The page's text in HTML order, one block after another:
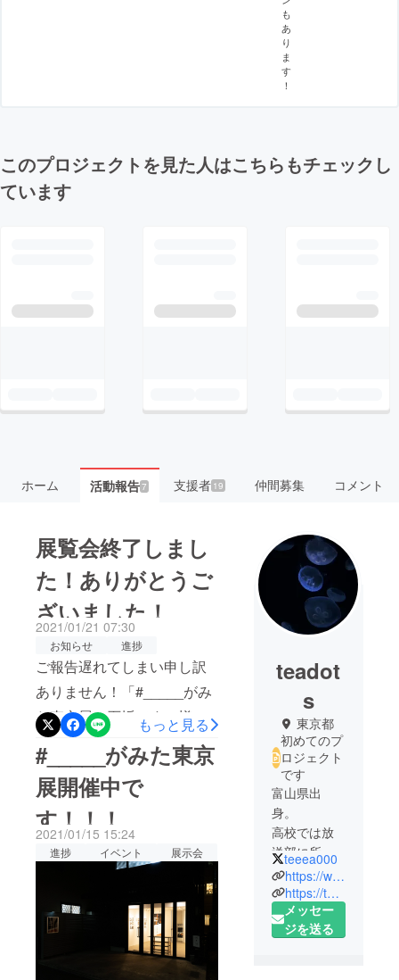
も
あ
り
ま
す
！
このプロジェクトを見た人はこちらもチェックし
ています
ホーム 活動報告7 支援者 19 仲間募集 コメント
展覧会終了しまし
た！ありがとうご
ざいました！
2021/01/21 07:30
お知らせ 進捗
ご報告遅れてしまい申し訳
ありません！「#_____がみ
た東京展」石坂です。様々
なトラブル等ありました
が、無事先日（18日）に展
覧会を終えることができま
した！まさかの緊急事態宣
言発令もあり、一時はどう
なるかと思いましたが想像
していたよりも多くのお客
様にお越しいただきまし
た！！！また、多くの来場
者様からお褒めの言葉や、
もっと見る
#_____がみた東京
展開催中で
す！！！
2021/01/15 15:24
進捗 イベント 展示会
teadot
s
東京都
初めてのプ
ロジェクト
です
富山県出
身。
高校では放
送部に所
属。
放送部では
部長を務
め、全国大
teeea000
https://www.instagram.com/teeea000/
https://teeea000.net/
メッセー
ジを送る